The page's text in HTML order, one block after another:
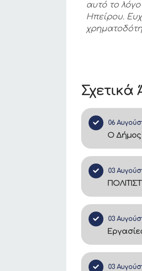
Σχετικά
06
Ο Δήμος
03
03
03
αυτό το
Ηπείρου.